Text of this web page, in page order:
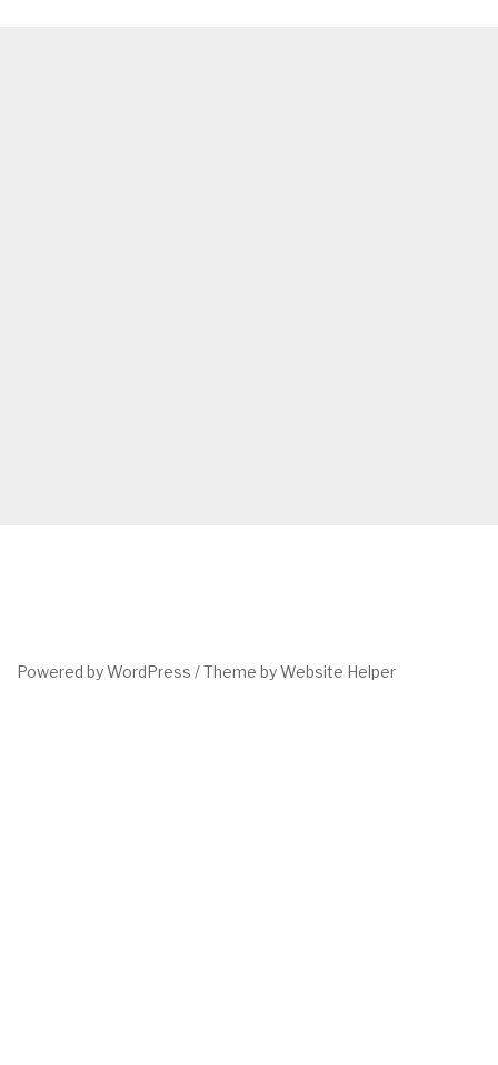
Powered by WordPress /Theme by Website Helper